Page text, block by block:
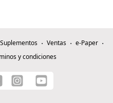
Suplementos Ventas
e-Paper
y condiciones